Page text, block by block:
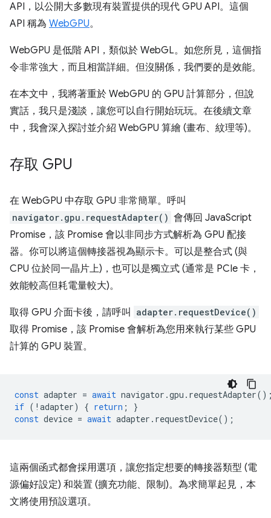
API，以公開大多數現有裝置提供的現代 GPU API。這個
API 稱為 WebGPU。
WebGPU 是低階 API，類似於 WebGL。如您所見，這個指
令非常強大，而且相當詳細。但沒關係，我們要的是效能。
在本文中，我將著重於 WebGPU 的 GPU 計算部分，但說
實話，我只是淺談，讓您可以自行開始玩玩。在後續文章
中，我會深入探討並介紹 WebGPU 算繪 (畫布、紋理等)。
存取 GPU
在 WebGPU 中存取 GPU 非常簡單。呼叫
navigator.gpu.requestAdapter() 會傳回 JavaScript
Promise，該 Promise 會以非同步方式解析為 GPU 配接
器。你可以將這個轉接器視為顯示卡。可以是整合式 (與
CPU 位於同一晶片上)，也可以是獨立式 (通常是 PCIe 卡，
效能較高但耗電量較大)。
取得 GPU 介面卡後，請呼叫 adapter.requestDevice()
取得 Promise，該 Promise 會解析為您用來執行某些 GPU
計算的 GPU 裝置。
const adapter = await navigator .gpu . requestAdapter
if ( ! adapter) { return ;
}
const device = await adapter . requestDevice();
這兩個函式都會採用選項，讓您指定想要的轉接器類型 (電
源偏好設定) 和裝置 (擴充功能、限制)。為求簡單起見，本
文將使用預設選項。